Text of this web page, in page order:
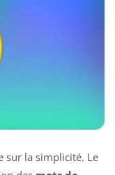
sur la simplicité. Le